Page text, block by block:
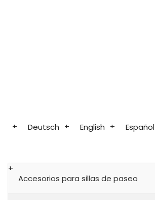
Deutsch English Español
Accesorios para sillas de paseo